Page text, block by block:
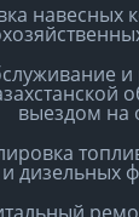
навесных
и
выездом на
и дизельных